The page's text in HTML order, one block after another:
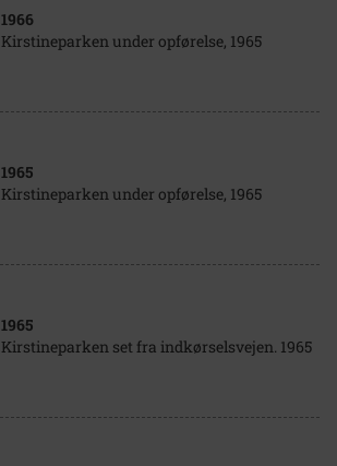
1966
Kirstineparken under opførelse, 1965
1965
Kirstineparken under opførelse, 1965
1965
Kirstineparken set fra indkørselsvejen. 1965